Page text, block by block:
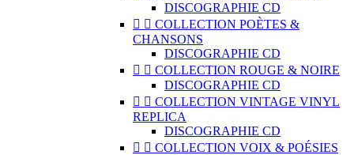
DISCOGRAPHIE CD
  COLLECTION POÈTES &
CHANSONS
DISCOGRAPHIE CD
  COLLECTION ROUGE & NOIRE
DISCOGRAPHIE CD
  COLLECTION VINTAGE VINYL
REPLICA
DISCOGRAPHIE CD
  COLLECTION VOIX & POÉSIES